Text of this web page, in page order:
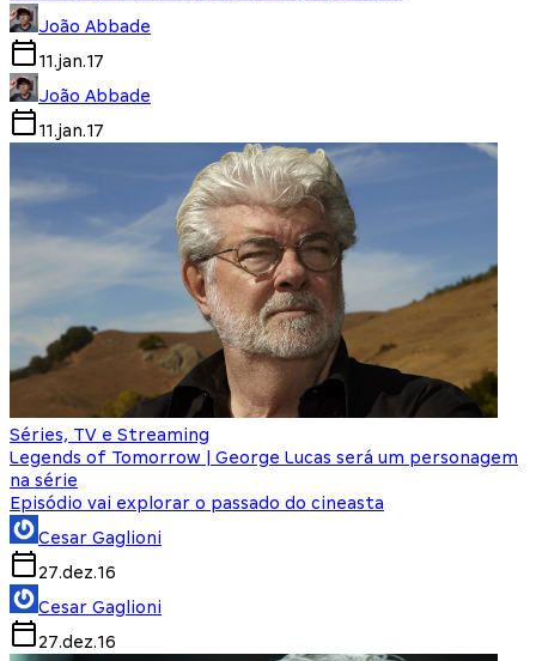
João Abbade
11.jan.17
João Abbade
11.jan.17
Séries, TV e Streaming
Legends of Tomorrow | George Lucas será um personagem
na série
Episódio vai explorar o passado do cineasta
Cesar Gaglioni
27.dez.16
Cesar Gaglioni
27.dez.16